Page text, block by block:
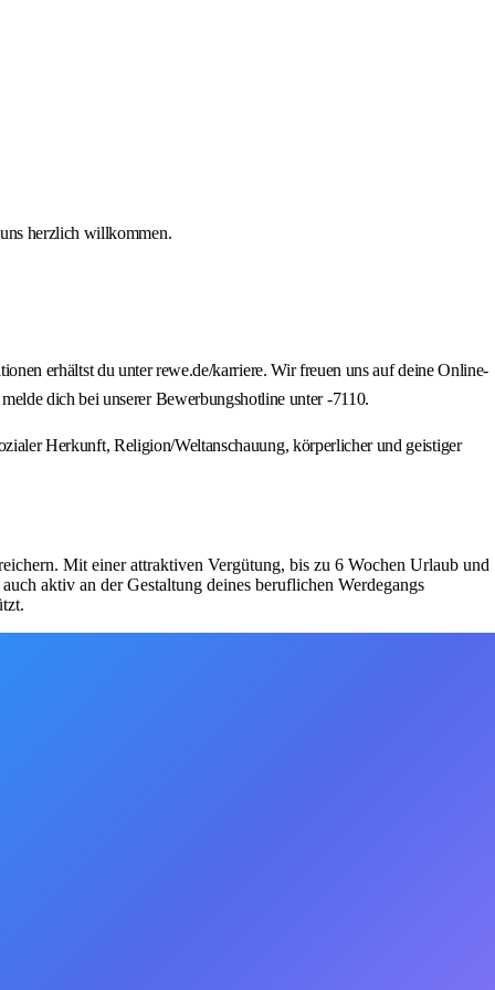
herzlich willkommen.
erhältst du unter rewe.de/karriere. Wir freuen uns auf deine Online-
dich bei unserer Bewerbungshotline unter -7110.
Herkunft, Religion/Weltanschauung, körperlicher und geistiger
Mit einer attraktiven Vergütung, bis zu 6 Wochen Urlaub und
aktiv an der Gestaltung deines beruflichen Werdegangs